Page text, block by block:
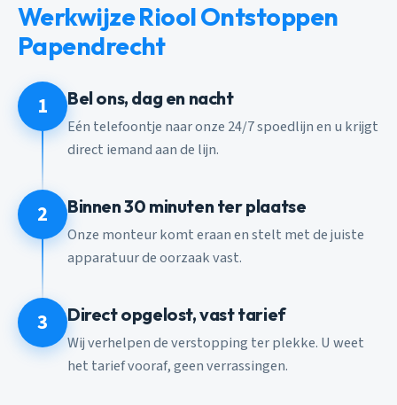
Werkwijze Riool Ontstoppen
Papendrecht
1 Bel ons, dag en nacht
Eén telefoontje naar onze 24/7 spoedlijn en u krijgt
direct iemand aan de lijn.
2 Binnen 30 minuten ter plaatse
Onze monteur komt eraan en stelt met de juiste
apparatuur de oorzaak vast.
3 Direct opgelost, vast tarief
Wij verhelpen de verstopping ter plekke. U weet
het tarief vooraf, geen verrassingen.